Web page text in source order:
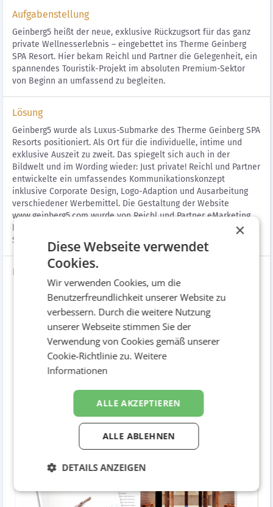
Aufgabenstellung
Geinberg5 heißt der neue, exklusive Rückzugsort für das ganz
private Wellnesserlebnis – eingebettet ins Therme Geinberg
SPA Resort. Hier bekam Reichl und Partner die Gelegenheit, ein
spannendes Touristik-Projekt im absoluten Premium-Sektor
von Beginn an umfassend zu begleiten.
Lösung
Geinberg5 wurde als Luxus-Submarke des Therme Geinberg SPA
Resorts positioniert. Als Ort für die individuelle, intime und
exklusive Auszeit zu zweit. Das spiegelt sich auch in der
Bildwelt und im Wording wieder: Just private! Reichl und Partner
entwickelte ein umfassendes Kommunikationskonzept
inklusive Corporate Design, Logo-Adaption und Ausarbeitung
verschiedener Werbemittel. Die Gestaltung der Website
www.geinberg5.com wurde von Reichl und Partner eMarketing
betreut. Reichl und Partner Media sorte für perfekt platzierte
Schaltungen in ausgewählten Medien.
Bilder
×
Diese Webseite verwendet
Cookies.
Wir verwenden Cookies, um die
Benutzerfreundlichkeit unserer Website zu
verbessern. Durch die weitere Nutzung
unserer Webseite stimmen Sie der
Verwendung von Cookies gemäß unserer
Cookie-Richtlinie zu.Weitere
Informationen
ALLE AKZEPTIEREN
ALLE ABLEHNEN
DETAILS ANZEIGEN